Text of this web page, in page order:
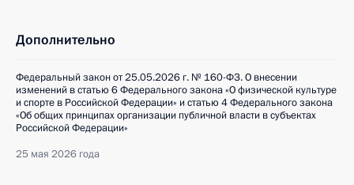
Дополнительно
Федеральный закон от 25.05.2026 г. № 160-ФЗ. О внесении
изменений в статью 6 Федерального закона «О физической культуре
и спорте в Российской Федерации» и статью 4 Федерального закона
«Об общих принципах организации публичной власти в субъектах
Российской Федерации»
25 мая 2026 года